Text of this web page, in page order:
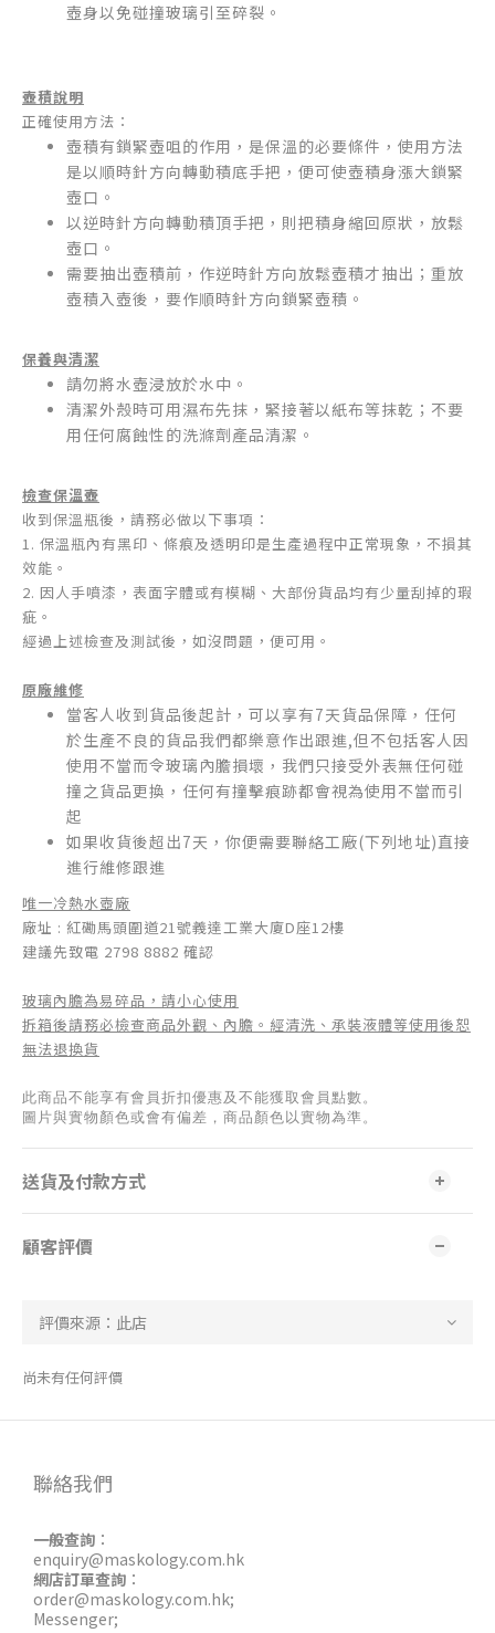
壺身以免碰撞玻璃引至碎裂。
壺積說明
正確使用方法：
壺積有鎖緊壺咀的作用，是保溫的必要條件，使用方法
是以順時針方向轉動積底手把，便可使壺積身漲大鎖緊
壺口。
以逆時針方向轉動積頂手把，則把積身縮回原狀，放鬆
壺口。
需要抽出壺積前，作逆時針方向放鬆壺積才抽出；重放
壺積入壺後，要作順時針方向鎖緊壺積。
保養與清潔
請勿將水壺浸放於水中。
清潔外殼時可用濕布先抹，緊接著以紙布等抹乾；不要
用任何腐蝕性的洗滌劑產品清潔。
檢查保溫壺
收到保溫瓶後，請務必做以下事項：
1. 保溫瓶內有黑印、條痕及透明印是生產過程中正常現象，不損其
效能。
2. 因人手噴漆，表面字體或有模糊、大部份貨品均有少量刮掉的瑕
疵。
經過上述檢查及測試後，如沒問題，便可用。
原廠維修
當客人收到貨品後起計，可以享有7天貨品保障，任何
於生產不良的貨品我們都樂意作出跟進,但不包括客人因
使用不當而令玻璃內膽損壞，我們只接受外表無任何碰
撞之貨品更換，任何有撞擊痕跡都會視為使用不當而引
起
如果收貨後超出7天，你便需要聯絡工廠(下列地址)直接
進行維修跟進
唯一冷熱水壺廠
廠址 : 紅磡馬頭圍道21號義達工業大廈D座12樓
建議先致電 2798 8882 確認
玻璃內膽為易碎品，請小心使用
拆箱後請務必檢查商品外觀、內膽。經清洗、承裝液體等使用後恕
無法退換貨
此商品不能享有會員折扣優惠及不能獲取會員點數。
圖片與實物顏色或會有偏差，商品顏色以實物為準。
送貨及付款方式
顧客評價
尚未有任何評價
聯絡我們
一般查詢 ：
enquiry@maskology.com.hk
網店訂單查詢 ：
order@maskology.com.hk;
Messenger;